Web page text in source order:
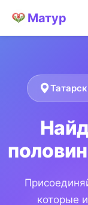
Матур
которые